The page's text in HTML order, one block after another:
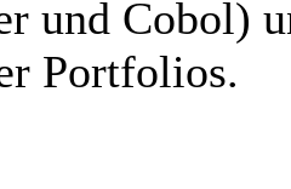
und Cobol)
Portfolios.